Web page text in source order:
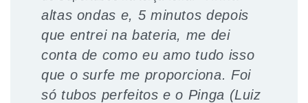
altas ondas e, 5 minutos depois
que entrei na bateria, me dei
conta de como eu amo tudo isso
que o surfe me proporciona. Foi
só tubos perfeitos e o Pinga (Luiz